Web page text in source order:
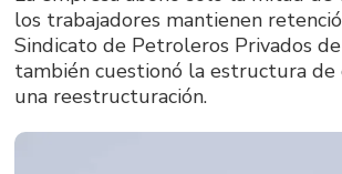
los trabajadores mantienen
Sindicato de Petroleros Privados
también cuestionó la estructura de
una reestructuración.